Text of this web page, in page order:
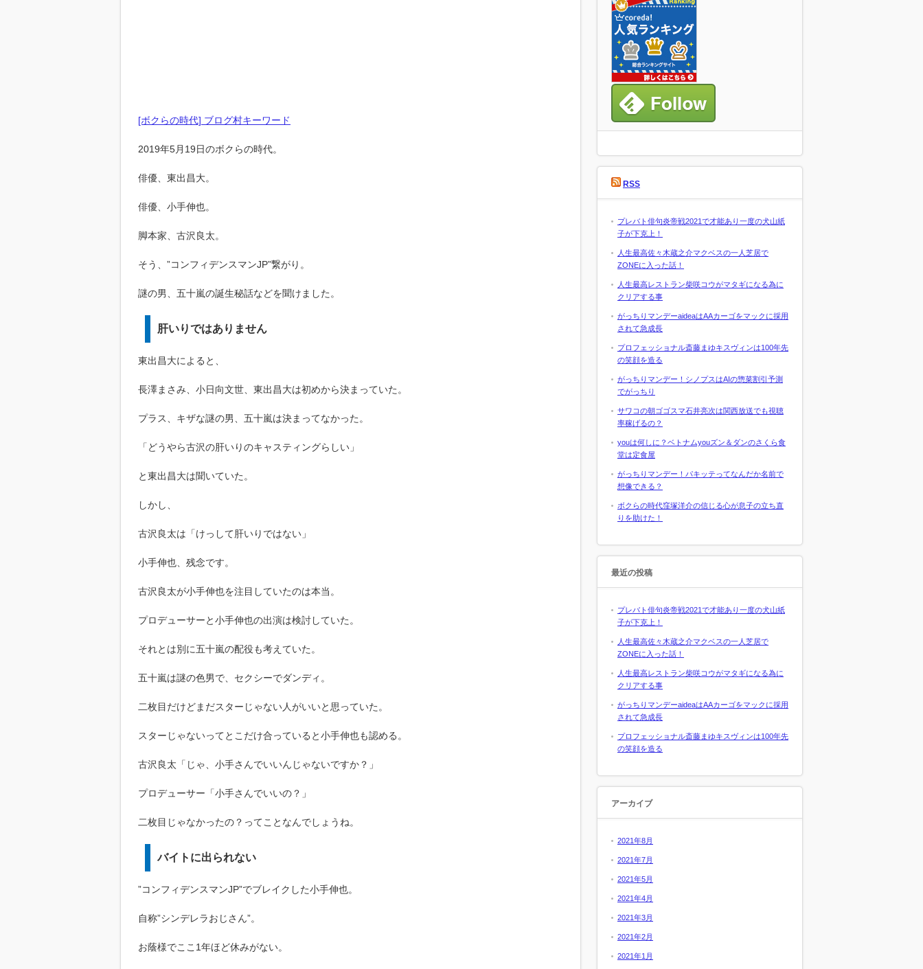
[ボクらの時代] ブログ村キーワード
2019年5月19日のボクらの時代。
俳優、東出昌大。
俳優、小手伸也。
脚本家、古沢良太。
そう、”コンフィデンスマンJP”繋がり。
謎の男、五十嵐の誕生秘話などを聞けました。
肝いりではありません
東出昌大によると、
長澤まさみ、小日向文世、東出昌大は初めから決まっていた。
プラス、キザな謎の男、五十嵐は決まってなかった。
「どうやら古沢の肝いりのキャスティングらしい」
と東出昌大は聞いていた。
しかし、
古沢良太は「けっして肝いりではない」
小手伸也、残念です。
古沢良太が小手伸也を注目していたのは本当。
プロデューサーと小手伸也の出演は検討していた。
それとは別に五十嵐の配役も考えていた。
五十嵐は謎の色男で、セクシーでダンディ。
二枚目だけどまだスターじゃない人がいいと思っていた。
スターじゃないってとこだけ合っていると小手伸也も認める。
古沢良太「じゃ、小手さんでいいんじゃないですか？」
プロデューサー「小手さんでいいの？」
二枚目じゃなかったの？ってことなんでしょうね。
バイトに出られない
”コンフィデンスマンJP”でブレイクした小手伸也。
自称”シンデレラおじさん”。
お蔭様でここ1年ほど休みがない。
RSS
プレバト俳句炎帝戦2021で才能あり一度の犬山紙
子が下克上！
人生最高佐々木蔵之介マクベスの一人芝居で
ZONEに入った話！
人生最高レストラン柴咲コウがマタギになる為に
クリアする事
がっちりマンデーaideaはAAカーゴをマックに採用
されて急成長
プロフェッショナル斎藤まゆキスヴィンは100年先
の笑顔を造る
がっちりマンデー！シノプスはAIの惣菜割引予測
でがっちり
サワコの朝ゴゴスマ石井亮次は関西放送でも視聴
率稼げるの？
youは何しに？ベトナムyouズン＆ダンのさくら食
堂は定食屋
がっちりマンデー！パキッテってなんだか名前で
想像できる？
ボクらの時代窪塚洋介の信じる心が息子の立ち直
りを助けた！
最近の投稿
プレバト俳句炎帝戦2021で才能あり一度の犬山紙
子が下克上！
人生最高佐々木蔵之介マクベスの一人芝居で
ZONEに入った話！
人生最高レストラン柴咲コウがマタギになる為に
クリアする事
がっちりマンデーaideaはAAカーゴをマックに採用
されて急成長
プロフェッショナル斎藤まゆキスヴィンは100年先
の笑顔を造る
アーカイブ
2021年8月
2021年7月
2021年5月
2021年4月
2021年3月
2021年2月
2021年1月